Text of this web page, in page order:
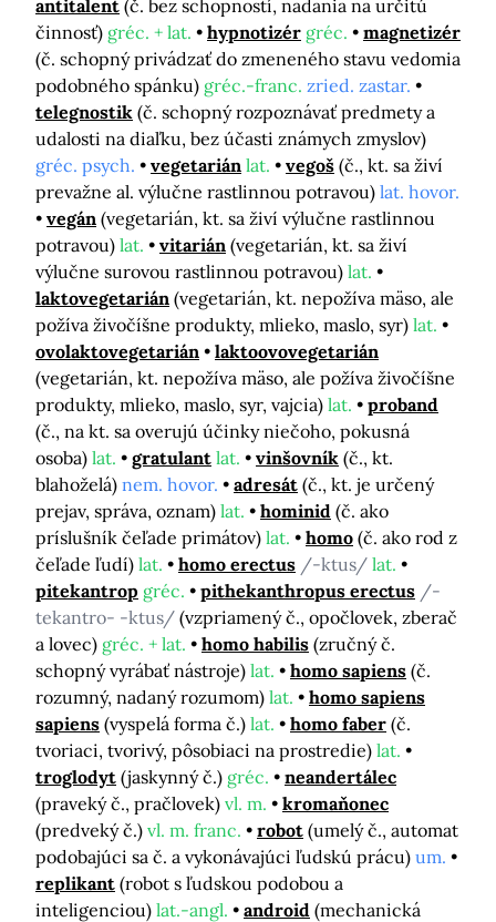
antitalent (č. bez schopností, nadania na určitú
činnosť) gréc. + lat. hypnotizér gréc.
magnetizér
(č. schopný privádzať do zmeneného stavu vedomia
podobného spánku) gréc.-franc. zried. zastar.
telegnostik (č. schopný rozpoznávať predmety a
udalosti na diaľku, bez účasti známych zmyslov)
gréc. psych.
vegetarián lat. vegoš (č., kt. sa živí
prevažne al. výlučne rastlinnou potravou) lat. hovor.
vegán (vegetarián, kt. sa živí výlučne rastlinnou
potravou) lat. vitarián (vegetarián, kt. sa živí
výlučne surovou rastlinnou potravou) lat.
laktovegetarián (vegetarián, kt. nepožíva mäso, ale
požíva živočíšne produkty, mlieko, maslo, syr) lat.
ovolaktovegetarián
laktoovovegetarián
(vegetarián, kt. nepožíva mäso, ale požíva živočíšne
produkty, mlieko, maslo, syr, vajcia) lat.
proband
(č., na kt. sa overujú účinky niečoho, pokusná
osoba) lat. gratulant lat. vinšovník (č., kt.
blahoželá) nem. hovor. adresát (č., kt. je určený
prejav, správa, oznam) lat. hominid (č. ako
príslušník čeľade primátov) lat. homo (č. ako rod z
čeľade ľudí) lat. homo erectus /-ktus/ lat.
pitekantrop gréc. pithekanthropus erectus /-
tekantro- -ktus/ (vzpriamený č., opočlovek, zberač
a lovec) gréc. + lat. homo habilis (zručný č.
schopný vyrábať nástroje) lat. homo sapiens (č.
rozumný, nadaný rozumom) lat.
homo sapiens
sapiens (vyspelá forma č.) lat. homo faber (č.
tvoriaci, tvorivý, pôsobiaci na prostredie) lat.
troglodyt (jaskynný č.) gréc.
neandertálec
(praveký č., pračlovek) vl. m.
kromaňonec
(predveký č.) vl. m. franc. robot (umelý č., automat
podobajúci sa č. a vykonávajúci ľudskú prácu) um.
replikant (robot s ľudskou podobou a
inteligenciou) lat.-angl. android (mechanická